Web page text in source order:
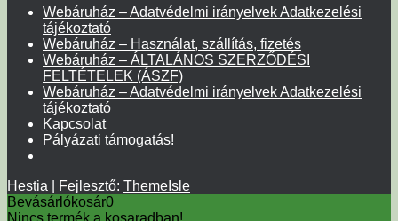
Webáruház – Adatvédelmi irányelvek Adatkezelési
tájékoztató
Webáruház – Használat, szállítás, fizetés
Webáruház – ÁLTALÁNOS SZERZŐDÉSI
FELTÉTELEK (ÁSZF)
Webáruház – Adatvédelmi irányelvek Adatkezelési
tájékoztató
Kapcsolat
Pályázati támogatás!
Hestia | Fejlesztő: ThemeIsle
Bevásárlókosár0